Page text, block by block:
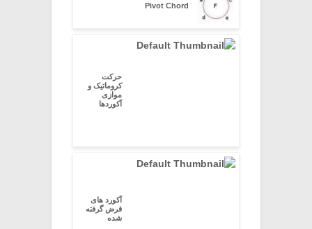
Pivot Chord
حرکت
کروماتیک و
موازی
آکوردها
آکورد های
قرض گرفته
شده